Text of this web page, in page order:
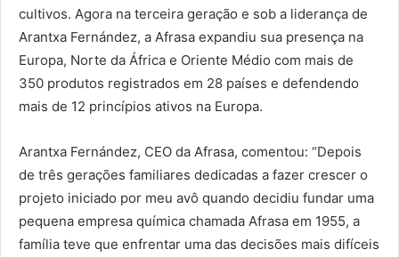
cultivos. Agora na terceira geração e sob a liderança de
Arantxa Fernández, a Afrasa expandiu sua presença na
Europa, Norte da África e Oriente Médio com mais de
350 produtos registrados em 28 países e defendendo
mais de 12 princípios ativos na Europa.
Arantxa Fernández, CEO da Afrasa, comentou: “Depois
de três gerações familiares dedicadas a fazer crescer o
projeto iniciado por meu avô quando decidiu fundar uma
pequena empresa química chamada Afrasa em 1955, a
família teve que enfrentar uma das decisões mais difíceis